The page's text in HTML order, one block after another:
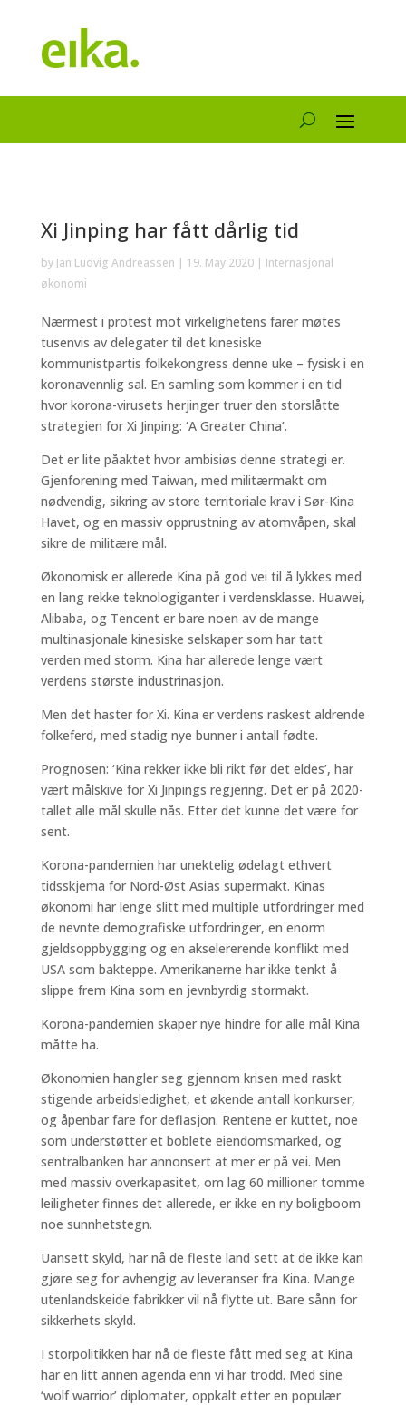
Xi Jinping har fått dårlig tid
by Jan Ludvig Andreassen | 19. May 2020| Internasjonal
økonomi
Nærmest i protest mot virkelighetens farer møtes
tusenvis av delegater til det kinesiske
kommunistpartis folkekongress denne uke – fysisk i en
koronavennlig sal. En samling som kommer i en tid
hvor korona-virusets herjinger truer den storslåtte
strategien for Xi Jinping: ‘A Greater China’.
Det er lite påaktet hvor ambisiøs denne strategi er.
Gjenforening med Taiwan, med militærmakt om
nødvendig, sikring av store territoriale krav i Sør-Kina
Havet, og en massiv opprustning av atomvåpen, skal
sikre de militære mål.
Økonomisk er allerede Kina på god vei til å lykkes med
en lang rekke teknologiganter i verdensklasse. Huawei,
Alibaba, og Tencent er bare noen av de mange
multinasjonale kinesiske selskaper som har tatt
verden med storm. Kina har allerede lenge vært
verdens største industrinasjon.
Men det haster for Xi. Kina er verdens raskest aldrende
folkeferd, med stadig nye bunner i antall fødte.
Prognosen: ‘Kina rekker ikke bli rikt før det eldes’, har
vært målskive for Xi Jinpings regjering. Det er på 2020-
tallet alle mål skulle nås. Etter det kunne det være for
sent.
Korona-pandemien har unektelig ødelagt ethvert
tidsskjema for Nord-Øst Asias supermakt. Kinas
økonomi har lenge slitt med multiple utfordringer med
de nevnte demografiske utfordringer, en enorm
gjeldsoppbygging og en akselererende konflikt med
USA som bakteppe. Amerikanerne har ikke tenkt å
slippe frem Kina som en jevnbyrdig stormakt.
Korona-pandemien skaper nye hindre for alle mål Kina
måtte ha.
Økonomien hangler seg gjennom krisen med raskt
stigende arbeidsledighet, et økende antall konkurser,
og åpenbar fare for deflasjon. Rentene er kuttet, noe
som understøtter et boblete eiendomsmarked, og
sentralbanken har annonsert at mer er på vei. Men
med massiv overkapasitet, om lag 60 millioner tomme
leiligheter finnes det allerede, er ikke en ny boligboom
noe sunnhetstegn.
Uansett skyld, har nå de fleste land sett at de ikke kan
gjøre seg for avhengig av leveranser fra Kina. Mange
utenlandskeide fabrikker vil nå flytte ut. Bare sånn for
sikkerhets skyld.
I storpolitikken har nå de fleste fått med seg at Kina
har en litt annen agenda enn vi har trodd. Med sine
‘wolf warrior’ diplomater, oppkalt etter en populær